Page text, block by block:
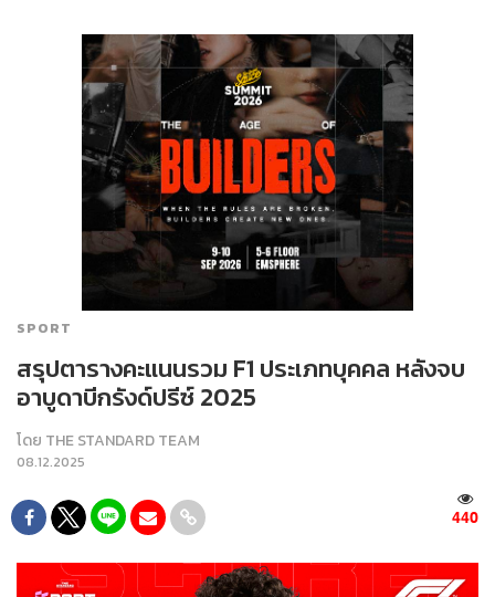
SPORT
สรุปตารางคะแนนรวม F1 ประเภทบุคคล หลังจบ
อาบูดาบีกรังด์ปรีซ์ 2025
โดย THE STANDARD TEAM
08.12.2025
440